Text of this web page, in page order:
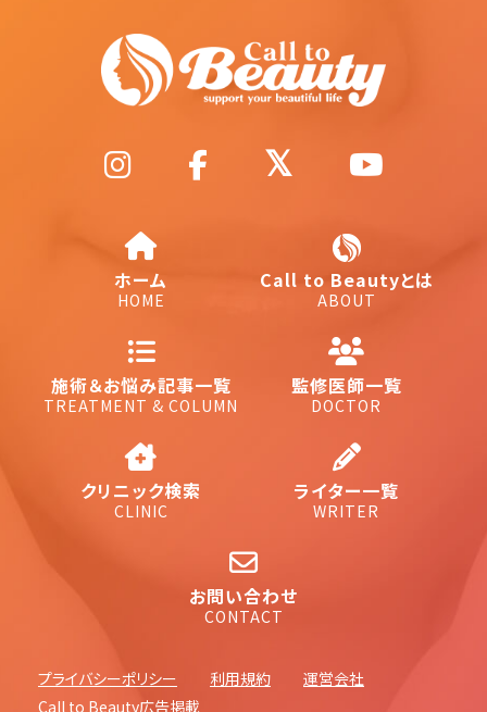
ホーム
HOME
Call to Beautyとは
ABOUT
施術＆お悩み記事一覧
TREATMENT & COLUMN
監修医師一覧
DOCTOR
クリニック検索
CLINIC
ライター一覧
WRITER
お問い合わせ
CONTACT
プライバシーポリシー 利用規約
運営会社
Call to Beauty広告掲載